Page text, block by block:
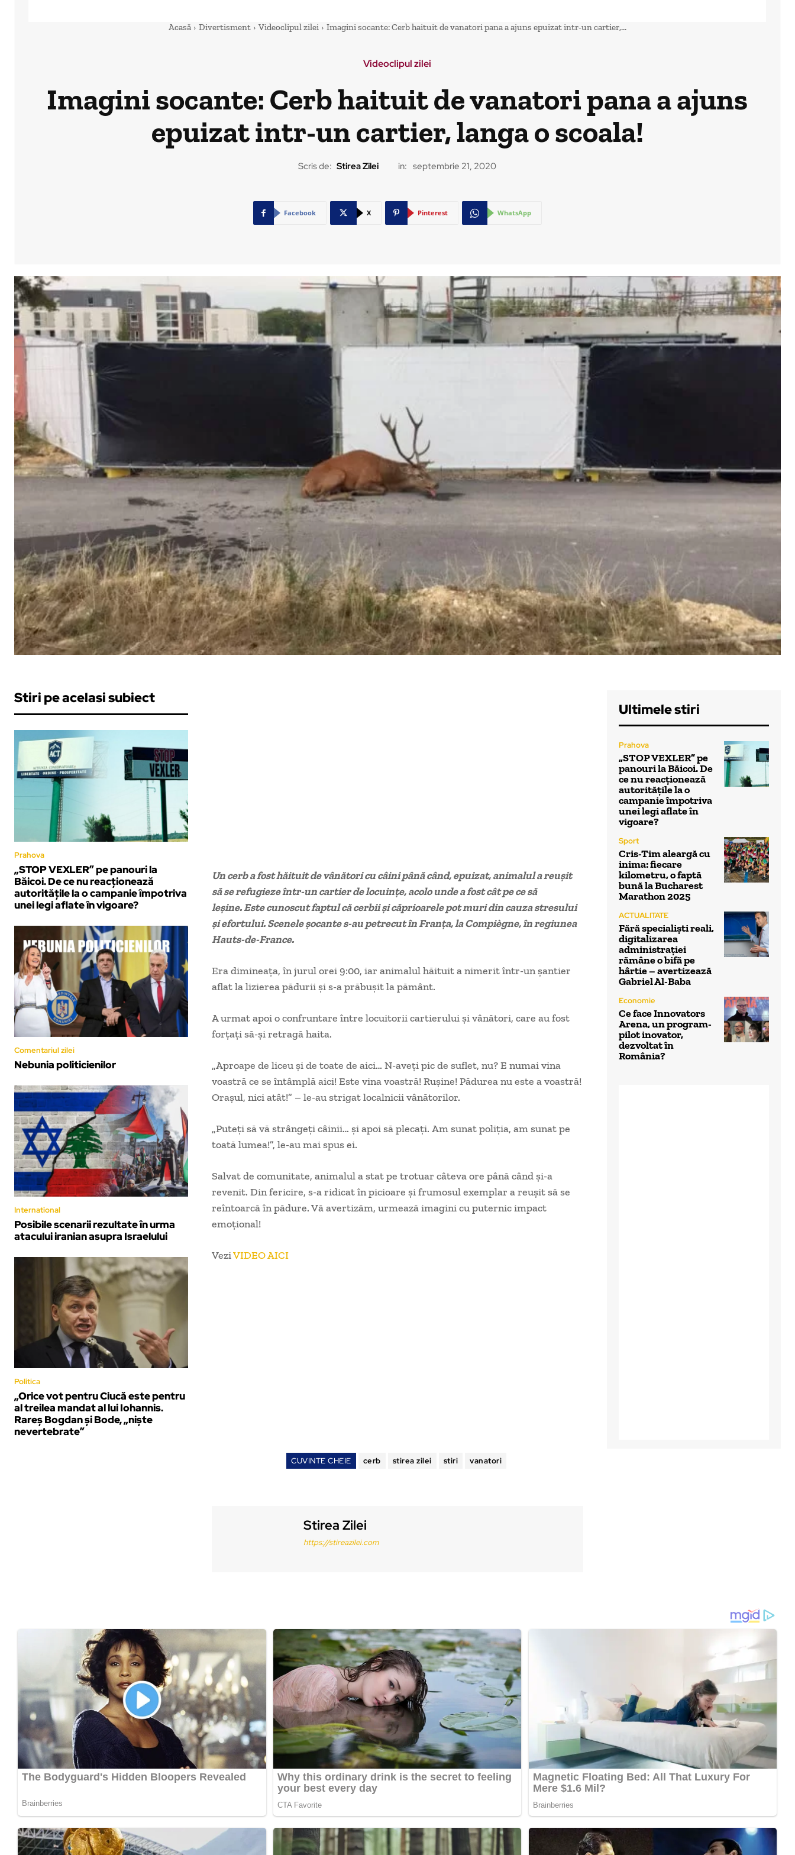
Acasă Divertisment Videoclipul zilei Imagini socante: Cerb haituit de vanatori pana a ajuns epuizat intr-un cartier,...
Videoclipul zilei
Imagini socante: Cerb haituit de vanatori pana a ajuns
epuizat intr-un cartier, langa o scoala!
Scris de: Stirea Zilei in: septembrie 21, 2020
Facebook X Pinterest WhatsApp
Stiri pe acelasi subiect
Prahova
„STOP VEXLER” pe panouri la
Băicoi. De ce nu reacționează
autoritățile la o campanie împotriva
unei legi aflate în vigoare?
Comentariul zilei
Nebunia politicienilor
International
Posibile scenarii rezultate în urma
atacului iranian asupra Israelului
Politica
„Orice vot pentru Ciucă este pentru
al treilea mandat al lui Iohannis.
Rareș Bogdan și Bode, „niște
nevertebrate”
Un cerb a fost hăituit de vânători cu câini până când, epuizat, animalul a reușit
să se refugieze într-un cartier de locuințe, acolo unde a fost cât pe ce să
leșine. Este cunoscut faptul că cerbii și căprioarele pot muri din cauza stresului
și efortului. Scenele șocante s-au petrecut în Franța, la Compiègne, în regiunea
Hauts-de-France.
Era dimineața, în jurul orei 9:00, iar animalul hăituit a nimerit într-un șantier
aflat la lizierea pădurii și s-a prăbușit la pământ.
A urmat apoi o confruntare între locuitorii cartierului și vânători, care au fost
forțați să-și retragă haita.
„Aproape de liceu și de toate de aici… N-aveți pic de suflet, nu? E numai vina
voastră ce se întâmplă aici! Este vina voastră! Rușine! Pădurea nu este a voastră!
Orașul, nici atât!” – le-au strigat localnicii vânătorilor.
„Puteți să vă strângeți câinii… și apoi să plecați. Am sunat poliția, am sunat pe
toată lumea!”, le-au mai spus ei.
Salvat de comunitate, animalul a stat pe trotuar câteva ore până când și-a
revenit. Din fericire, s-a ridicat în picioare și frumosul exemplar a reușit să se
reîntoarcă în pădure. Vă avertizăm, urmează imagini cu puternic impact
emoțional!
VeziVIDEO AICI
CUVINTE CHEIE cerb stirea zilei stiri vanatori
Stirea Zilei
https://stireazilei.com
Ultimele stiri
Prahova
„STOP VEXLER” pe
panouri la Băicoi. De
ce nu reacționează
autoritățile la o
campanie împotriva
unei legi aflate în
vigoare?
Sport
Cris-Tim aleargă cu
inima: fiecare
kilometru, o faptă
bună la Bucharest
Marathon 2025
ACTUALITATE
Fără specialiști reali,
digitalizarea
administrației
rămâne o bifă pe
hârtie – avertizează
Gabriel Al-Baba
Economie
Ce face Innovators
Arena, un program-
pilot inovator,
dezvoltat în
România?